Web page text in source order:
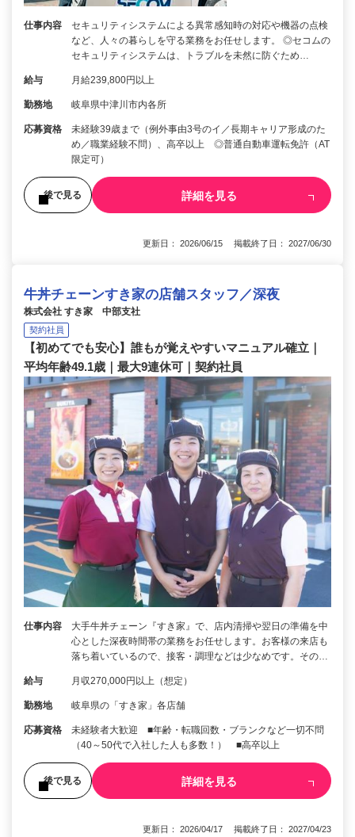
仕事内容
セキュリティシステムによる異常感知時の対応や機器の点検
など、人々の暮らしを守る業務をお任せします。 ◎セコムの
セキュリティシステムは、トラブルを未然に防ぐため…
給与 月給239,800円以上
勤務地 岐阜県中津川市内各所
応募資格
未経験39歳まで（例外事由3号のイ／長期キャリア形成のた
め／職業経験不問）、高卒以上 ◎普通自動車運転免許（AT
限定可）
後で見る 詳細を見る
更新日： 2026/06/15 掲載終了日： 2027/06/30
牛丼チェーンすき家の店舗スタッフ／深夜
株式会社 すき家 中部支社
契約社員
【初めてでも安心】誰もが覚えやすいマニュアル確立｜
平均年齢49.1歳｜最大9連休可｜契約社員
仕事内容
大手牛丼チェーン『すき家』で、店内清掃や翌日の準備を中
心とした深夜時間帯の業務をお任せします。お客様の来店も
落ち着いているので、接客・調理などは少なめです。その…
給与 月収270,000円以上（想定）
勤務地 岐阜県の「すき家」各店舗
応募資格
未経験者大歓迎 ■年齢・転職回数・ブランクなど一切不問
（40～50代で入社した人も多数！） ■高卒以上
後で見る 詳細を見る
更新日： 2026/04/17 掲載終了日： 2027/04/23